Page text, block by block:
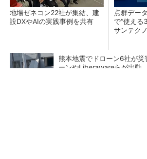
地場ゼネコン22社が集結、建
設DXやAIの実践事例を共有
点群デー
で“使え
サンテク
熊本地震でドローン6社が災
ーンやLiberawareらが出動